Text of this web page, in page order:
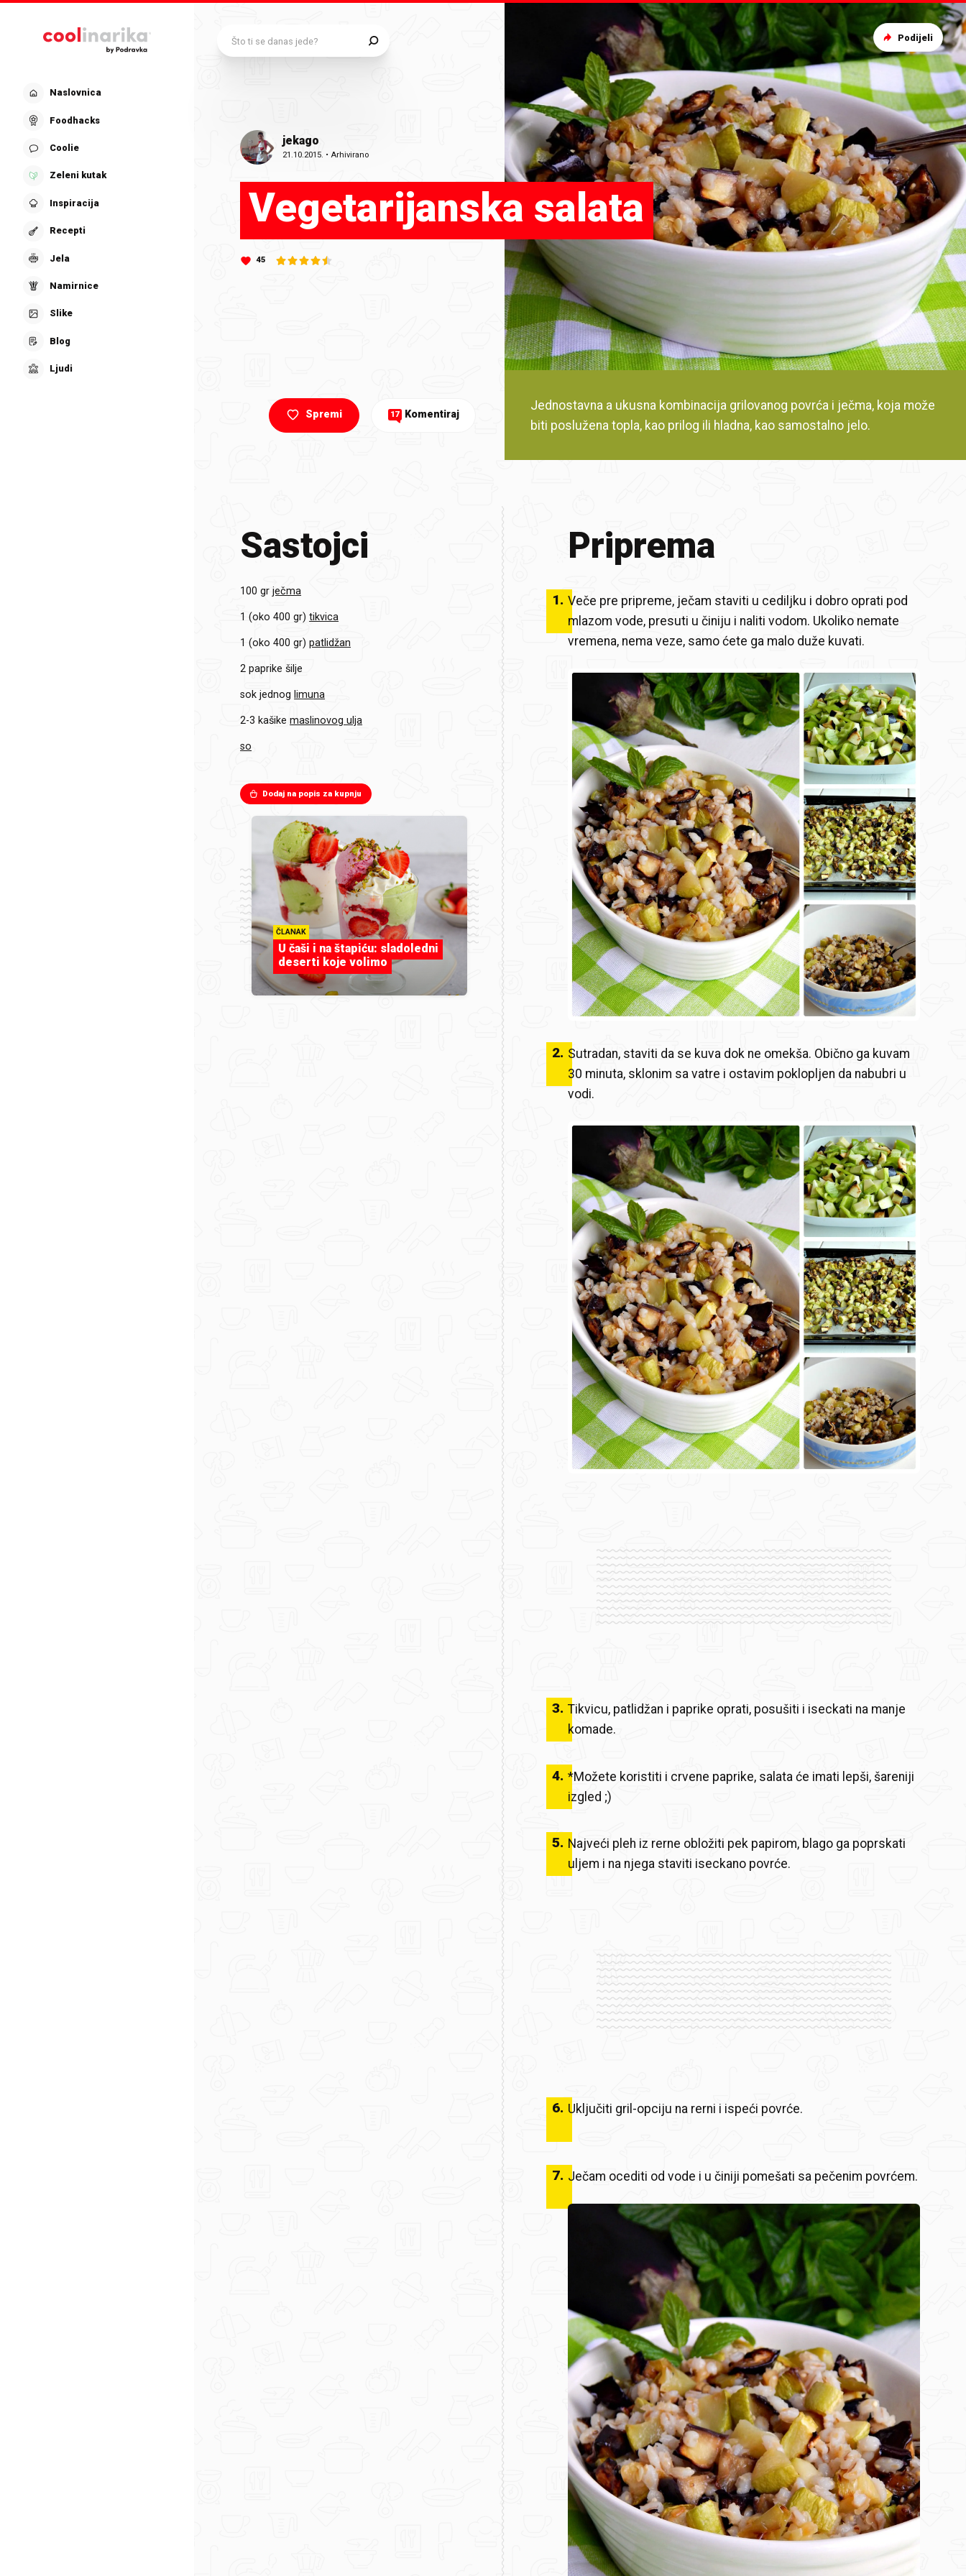
Naslovnica
Foodhacks
Coolie
Zeleni kutak
Inspiracija
Recepti
Jela
Namirnice
Slike
Blog
Ljudi
jekago
21.10.2015. •Arhivirano
Vegetarijanska salata
45
Jednostavna a ukusna kombinacija grilovanog povrća i ječma, koja može
biti poslužena topla, kao prilog ili hladna, kao samostalno jelo.
Spremi 17 Komentiraj
Podijeli
Sastojci
100 gr ječma
1 (oko 400 gr) tikvica
1 (oko 400 gr) patlidžan
2 paprike šilje
sok jednog limuna
2-3 kašike maslinovog ulja
so
Dodaj na popis za kupnju
ČLANAK
U čaši i na štapiću: sladoledni
deserti koje volimo
Priprema
1. Veče pre pripreme, ječam staviti u cediljku i dobro oprati pod
mlazom vode, presuti u činiju i naliti vodom. Ukoliko nemate
vremena, nema veze, samo ćete ga malo duže kuvati.
2. Sutradan, staviti da se kuva dok ne omekša. Obično ga kuvam
30 minuta, sklonim sa vatre i ostavim poklopljen da nabubri u
vodi.
3. Tikvicu, patlidžan i paprike oprati, posušiti i iseckati na manje
komade.
4. *Možete koristiti i crvene paprike, salata će imati lepši, šareniji
izgled ;)
5. Najveći pleh iz rerne obložiti pek papirom, blago ga poprskati
uljem i na njega staviti iseckano povrće.
6. Uključiti gril-opciju na rerni i ispeći povrće.
7. Ječam ocediti od vode i u činiji pomešati sa pečenim povrćem.
Što ti se danas jede?